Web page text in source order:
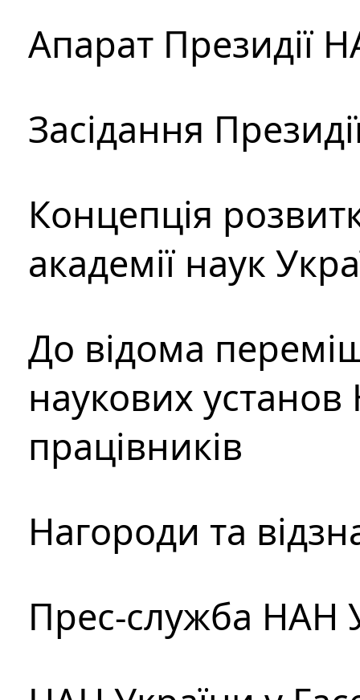
Апарат Президії
Засідання
Концепція
академії наук
До відома
наукових установ
працівників
Нагороди та
Прес-служба НАН